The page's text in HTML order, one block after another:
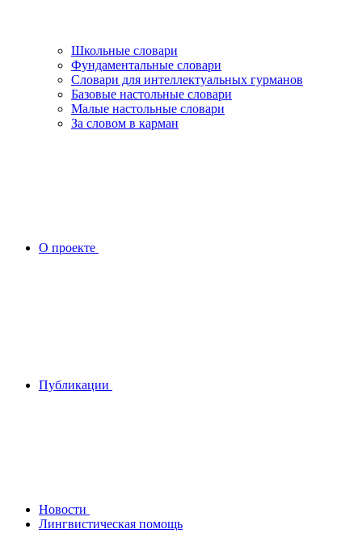
Школьные словари
Фундаментальные словари
Словари для интеллектуальных гурманов
Базовые настольные словари
Малые настольные словари
За словом в карман
О проекте
Публикации
Новости
Лингвистическая помощь